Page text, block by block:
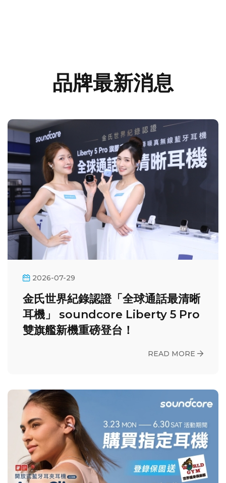
品牌最新消息
2026-07-29
金氏世界紀錄認證「全球通話最清晰
耳機」 soundcore Liberty 5 Pro
雙旗艦新機重磅登台！
READ MORE